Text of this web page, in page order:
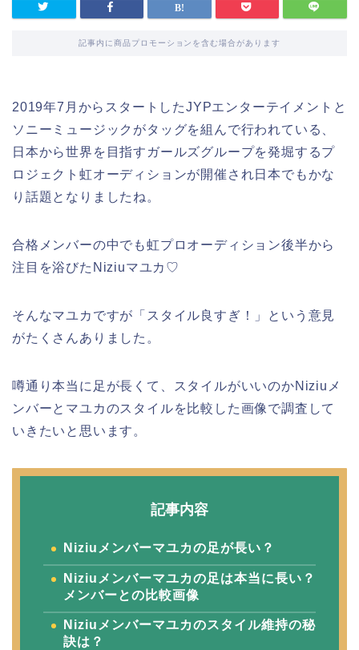
記事内に商品プロモーションを含む場合があります
2019年7月からスタートしたJYPエンターテイメントと
ソニーミュージックがタッグを組んで行われている、
日本から世界を目指すガールズグループを発堀するプ
ロジェクト虹オーディションが開催され日本でもかな
り話題となりましたね。
合格メンバーの中でも虹プロオーディション後半から
注目を浴びたNiziuマユカ♡
そんなマユカですが「スタイル良すぎ！」という意見
がたくさんありました。
噂通り本当に足が長くて、スタイルがいいのかNiziuメ
ンバーとマユカのスタイルを比較した画像で調査して
いきたいと思います。
記事内容
Niziuメンバーマユカの足が長い？
Niziuメンバーマユカの足は本当に長い？
メンバーとの比較画像
Niziuメンバーマユカのスタイル維持の秘
訣は？